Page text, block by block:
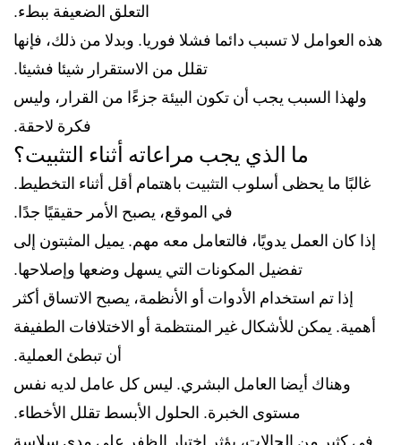
التعلق الضعيفة ببطء.
هذه العوامل لا تسبب دائما فشلا فوريا. وبدلا من ذلك، فإنها
تقلل من الاستقرار شيئا فشيئا.
ولهذا السبب يجب أن تكون البيئة جزءًا من القرار، وليس
فكرة لاحقة.
ما الذي يجب مراعاته أثناء التثبيت؟
غالبًا ما يحظى أسلوب التثبيت باهتمام أقل أثناء التخطيط.
في الموقع، يصبح الأمر حقيقيًا جدًا.
إذا كان العمل يدويًا، فالتعامل معه مهم. يميل المثبتون إلى
تفضيل المكونات التي يسهل وضعها وإصلاحها.
إذا تم استخدام الأدوات أو الأنظمة، يصبح الاتساق أكثر
أهمية. يمكن للأشكال غير المنتظمة أو الاختلافات الطفيفة
أن تبطئ العملية.
وهناك أيضا العامل البشري. ليس كل عامل لديه نفس
مستوى الخبرة. الحلول الأبسط تقلل الأخطاء.
في كثير من الحالات، يؤثر اختيار الظفر على مدى سلاسة